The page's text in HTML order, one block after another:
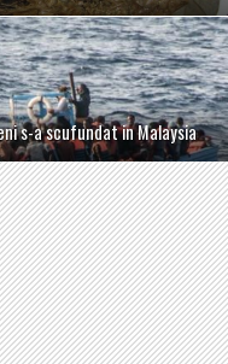
s-a scufundat in Malaysia